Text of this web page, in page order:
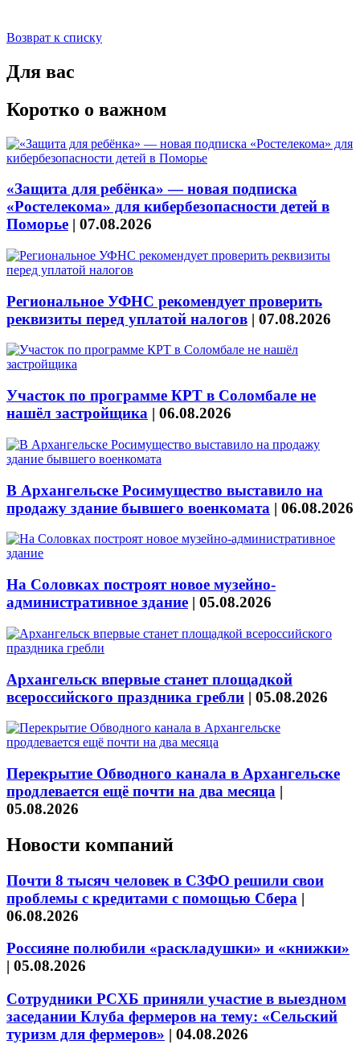
Возврат к списку
Для вас
Коротко о важном
«Защита для ребёнка» — новая подписка
«Ростелекома» для кибербезопасности детей в
Поморье | 07.08.2026
Региональное УФНС рекомендует проверить
реквизиты перед уплатой налогов | 07.08.2026
Участок по программе КРТ в Соломбале не
нашёл застройщика | 06.08.2026
В Архангельске Росимущество выставило на
продажу здание бывшего военкомата | 06.08.2026
На Соловках построят новое музейно-
административное здание | 05.08.2026
Архангельск впервые станет площадкой
всероссийского праздника гребли | 05.08.2026
Перекрытие Обводного канала в Архангельске
продлевается ещё почти на два месяца |
05.08.2026
Новости компаний
Почти 8 тысяч человек в СЗФО решили свои
проблемы с кредитами с помощью Сбера |
06.08.2026
Россияне полюбили «раскладушки» и «книжки»
| 05.08.2026
Сотрудники РСХБ приняли участие в выездном
заседании Клуба фермеров на тему: «Сельский
туризм для фермеров» | 04.08.2026